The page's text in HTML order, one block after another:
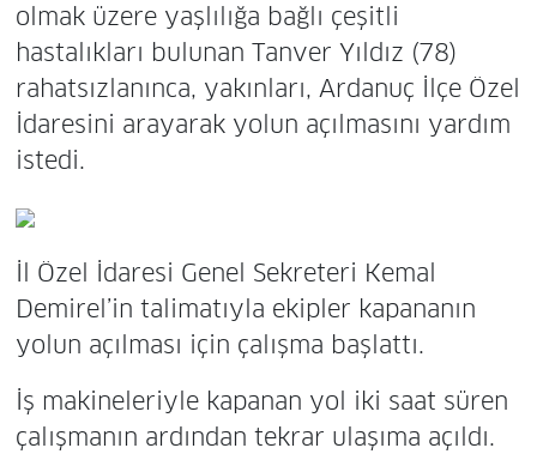
olmak üzere yaşlılığa bağlı çeşitli
hastalıkları bulunan Tanver Yıldız (78)
rahatsızlanınca, yakınları, Ardanuç İlçe Özel
İdaresini arayarak yolun açılmasını yardım
istedi.
İl Özel İdaresi Genel Sekreteri Kemal
Demirel’in talimatıyla ekipler kapananın
yolun açılması için çalışma başlattı.
İş makineleriyle kapanan yol iki saat süren
çalışmanın ardından tekrar ulaşıma açıldı.